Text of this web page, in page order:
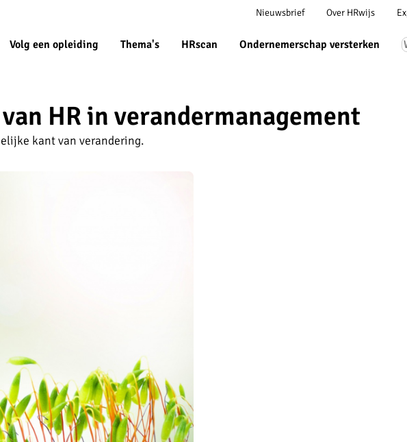
Volg een opleiding Thema's HRscan Ondernemerschap versterken
Meta
Nieuwsbrief Over HRwijs
HR in verandermanagement
kant van verandering.